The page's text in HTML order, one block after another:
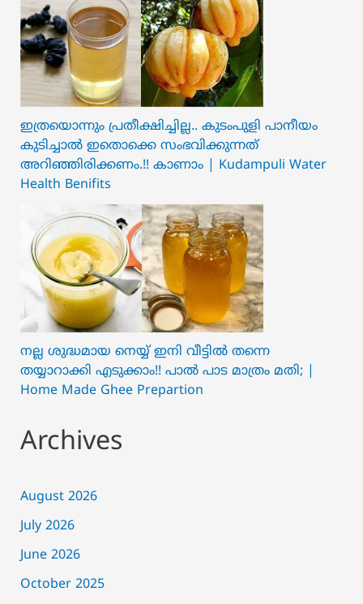
ഇത്രയൊന്നും പ്രതീക്ഷിച്ചില്ല.. ക‍ു‌ടംപുളി പാനീയം
കുടിച്ചാൽ ഇതൊക്കെ സംഭവിക്കുന്നത്
അറിഞ്ഞിരിക്കണം.!! കാണാം | Kudampuli Water
Health Benifits
നല്ല ശുദ്ധമായ നെയ്യ് ഇനി വീട്ടിൽ തന്നെ
തയ്യാറാക്കി എടുക്കാം!! പാൽ പാട മാത്രം മതി; |
Home Made Ghee Prepartion
Archives
August 2026
July 2026
June 2026
October 2025